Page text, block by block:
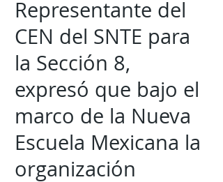
Representante del
CEN del SNTE para
la Sección 8,
expresó que bajo el
marco de la Nueva
Escuela Mexicana la
organización